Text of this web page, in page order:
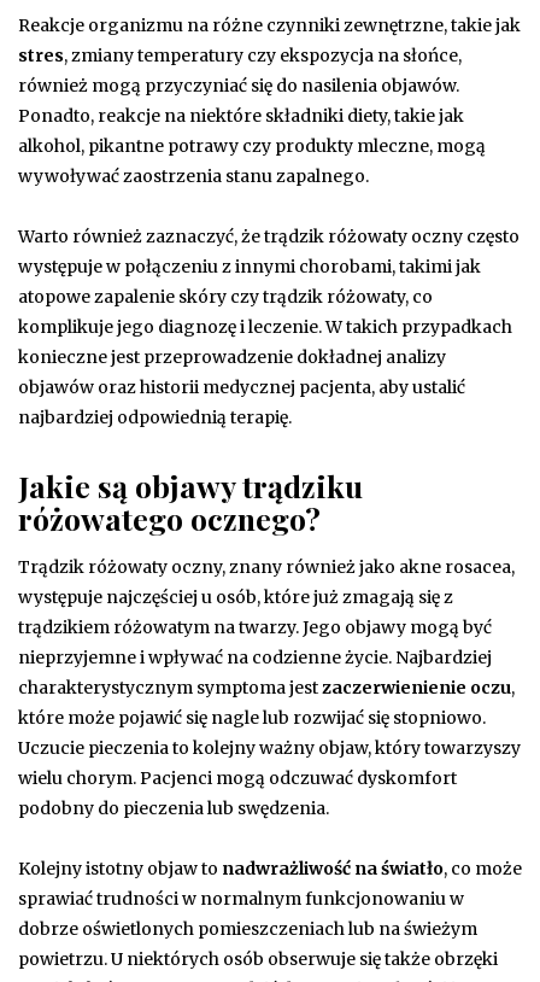
Reakcje organizmu na różne czynniki zewnętrzne, takie jak
stres, zmiany temperatury czy ekspozycja na słońce,
również mogą przyczyniać się do nasilenia objawów.
Ponadto, reakcje na niektóre składniki diety, takie jak
alkohol, pikantne potrawy czy produkty mleczne, mogą
wywoływać zaostrzenia stanu zapalnego.
Warto również zaznaczyć, że trądzik różowaty oczny często
występuje w połączeniu z innymi chorobami, takimi jak
atopowe zapalenie skóry czy trądzik różowaty, co
komplikuje jego diagnozę i leczenie. W takich przypadkach
konieczne jest przeprowadzenie dokładnej analizy
objawów oraz historii medycznej pacjenta, aby ustalić
najbardziej odpowiednią terapię.
Jakie są objawy trądziku
różowatego ocznego?
Trądzik różowaty oczny, znany również jako akne rosacea,
występuje najczęściej u osób, które już zmagają się z
trądzikiem różowatym na twarzy. Jego objawy mogą być
nieprzyjemne i wpływać na codzienne życie. Najbardziej
charakterystycznym symptoma jestzaczerwienienie oczu,
które może pojawić się nagle lub rozwijać się stopniowo.
Uczucie pieczenia to kolejny ważny objaw, który towarzyszy
wielu chorym. Pacjenci mogą odczuwać dyskomfort
podobny do pieczenia lub swędzenia.
Kolejny istotny objaw to nadwrażliwość na światło, co może
sprawiać trudności w normalnym funkcjonowaniu w
dobrze oświetlonych pomieszczeniach lub na świeżym
powietrzu. U niektórych osób obserwuje się także obrzęki